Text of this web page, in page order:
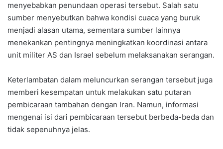
menyebabkan penundaan operasi tersebut. Salah satu
sumber menyebutkan bahwa kondisi cuaca yang buruk
menjadi alasan utama, sementara sumber lainnya
menekankan pentingnya meningkatkan koordinasi antara
unit militer AS dan Israel sebelum melaksanakan serangan.
Keterlambatan dalam meluncurkan serangan tersebut juga
memberi kesempatan untuk melakukan satu putaran
pembicaraan tambahan dengan Iran. Namun, informasi
mengenai isi dari pembicaraan tersebut berbeda-beda dan
tidak sepenuhnya jelas.